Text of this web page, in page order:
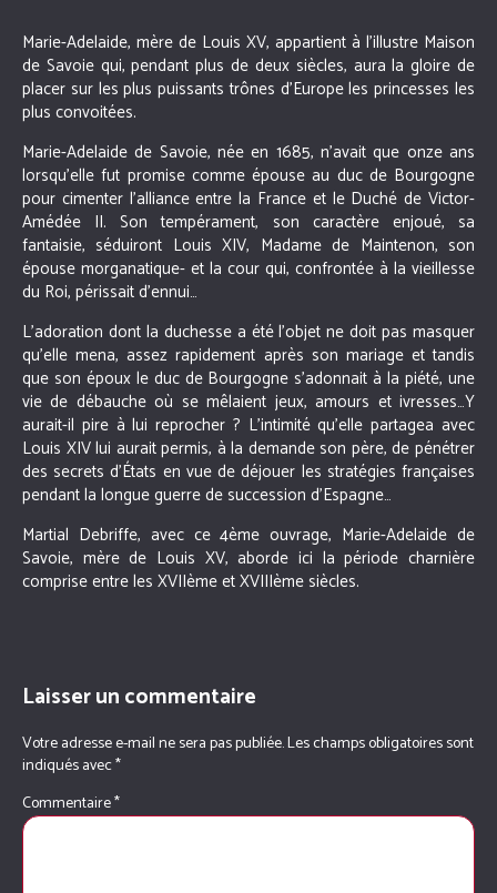
Marie-Adelaide, mère de Louis XV, appartient à l’illustre Maison
de Savoie qui, pendant plus de deux siècles, aura la gloire de
placer sur les plus puissants trônes d’Europe les princesses les
plus convoitées.
Marie-Adelaide de Savoie, née en 1685, n’avait que onze ans
lorsqu’elle fut promise comme épouse au duc de Bourgogne
pour cimenter l’alliance entre la France et le Duché de Victor-
Amédée II. Son tempérament, son caractère enjoué, sa
fantaisie, séduiront Louis XIV, Madame de Maintenon, son
épouse morganatique- et la cour qui, confrontée à la vieillesse
du Roi, périssait d’ennui…
L’adoration dont la duchesse a été l’objet ne doit pas masquer
qu’elle mena, assez rapidement après son mariage et tandis
que son époux le duc de Bourgogne s’adonnait à la piété, une
vie de débauche où se mêlaient jeux, amours et ivresses…Y
aurait-il pire à lui reprocher ? L’intimité qu’elle partagea avec
Louis XIV lui aurait permis, à la demande son père, de pénétrer
des secrets d’États en vue de déjouer les stratégies françaises
pendant la longue guerre de succession d’Espagne…
Martial Debriffe, avec ce 4ème ouvrage, Marie-Adelaide de
Savoie, mère de Louis XV, aborde ici la période charnière
comprise entre les XVIIème et XVIIIème siècles.
Laisser un commentaire
Votre adresse e-mail ne sera pas publiée.Les champs obligatoires sont
indiqués avec*
Commentaire*